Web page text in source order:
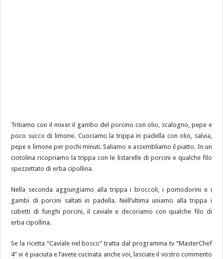
Tritiamo con il mixer il gambo del porcino con olio, scalogno, pepe e
poco succo di limone. Cuociamo la trippa in padella con olio, salvia,
pepe e limone per pochi minuti. Saliamo e assembliamo il piatto. In un
ciotolina ricopriamo la trippa con le listarelle di porcini e qualche filo
spezzettato di erba cipollina.
Nella seconda aggiungiamo alla trippa i broccoli, i pomodorini e i
gambi di porcini saltati in padella. Nell’ultima uniamo alla trippa i
cubetti di funghi porcini, il caviale e decoriamo con qualche filo di
erba cipollina.
Se la ricetta “Caviale nel bosco” tratta dal programma tv “MasterChef
4” vi è piaciuta e l’avete cucinata anche voi, lasciate il vostro commento